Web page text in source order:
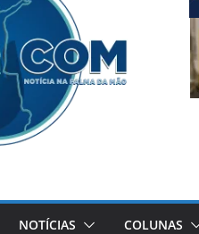
NOTÍCIAS COLUNAS